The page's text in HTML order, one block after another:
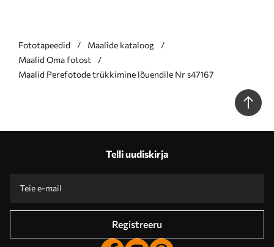
Fototapeedid
Maalide kataloog
Maalid Oma fotost
Maalid Perefotode trükkimine lõuendile Nr s47167
Telli uudiskirja
Registreeru